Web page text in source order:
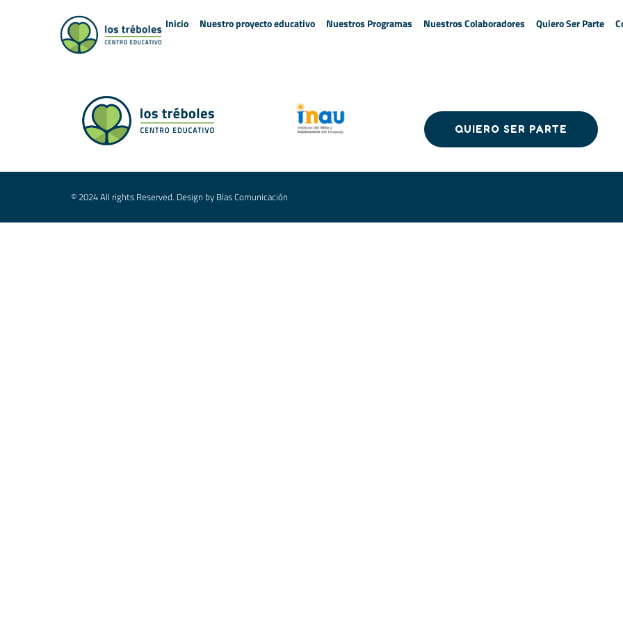
Inicio Nuestro proyecto educativo Nuestros Programas Nuestros Colaboradores Quiero Ser Parte
QUIERO SER PARTE
© 2024 All rights Reserved. Design by Blas Comunicación